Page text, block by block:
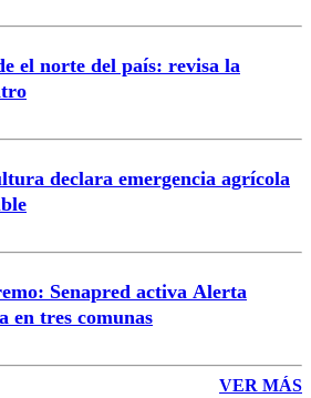
el norte del país: revisa la
declara emergencia agrícola
Senapred activa Alerta
en tres comunas
VER MÁS